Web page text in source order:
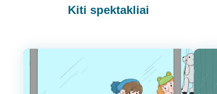
Kiti spektakliai